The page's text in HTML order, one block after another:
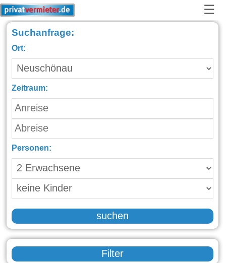
☰
Suchanfrage:
Ort:
Zeitraum:
Personen:
suchen
Filter